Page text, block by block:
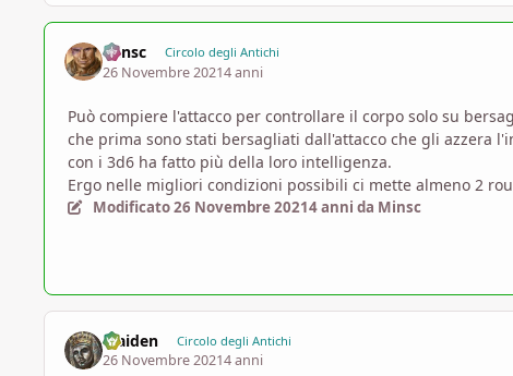
Minsc Circolo degli Antichi
26 Novembre 20214 anni
Può compiere l'attacco per controllare il corpo solo su
che prima sono stati bersagliati dall'attacco che gli azzera
con i 3d6 ha fatto più della loro intelligenza.
Ergo nelle migliori condizioni possibili ci mette almeno 2
Modificato26 Novembre 20214 anni da Minsc
Maiden Circolo degli Antichi
26 Novembre 20214 anni